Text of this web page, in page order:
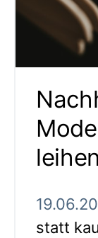
statt